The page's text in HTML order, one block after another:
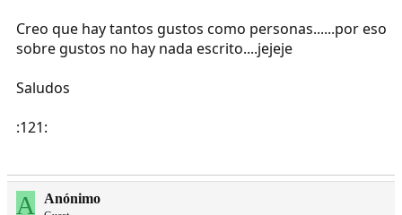
Creo que hay tantos gustos como personas......por eso
sobre gustos no hay nada escrito....jejeje
Saludos
:121:
A Anónimo